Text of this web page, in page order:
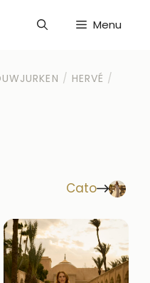
Menu
/ HERVÉ /
Cato